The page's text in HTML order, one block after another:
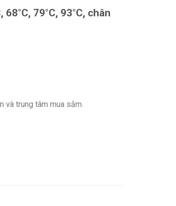
79°C, 93°C, chân
và trung tâm mua sắm.